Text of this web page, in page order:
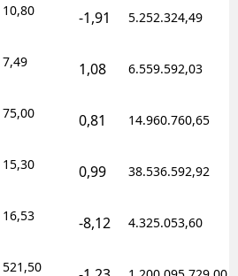
10,80 -1,91 5.252.324,49
7,49 1,08 6.559.592,03
75,00 0,81 14.960.760,65
15,30 0,99 38.536.592,92
16,53 -8,12 4.325.053,60
521,50